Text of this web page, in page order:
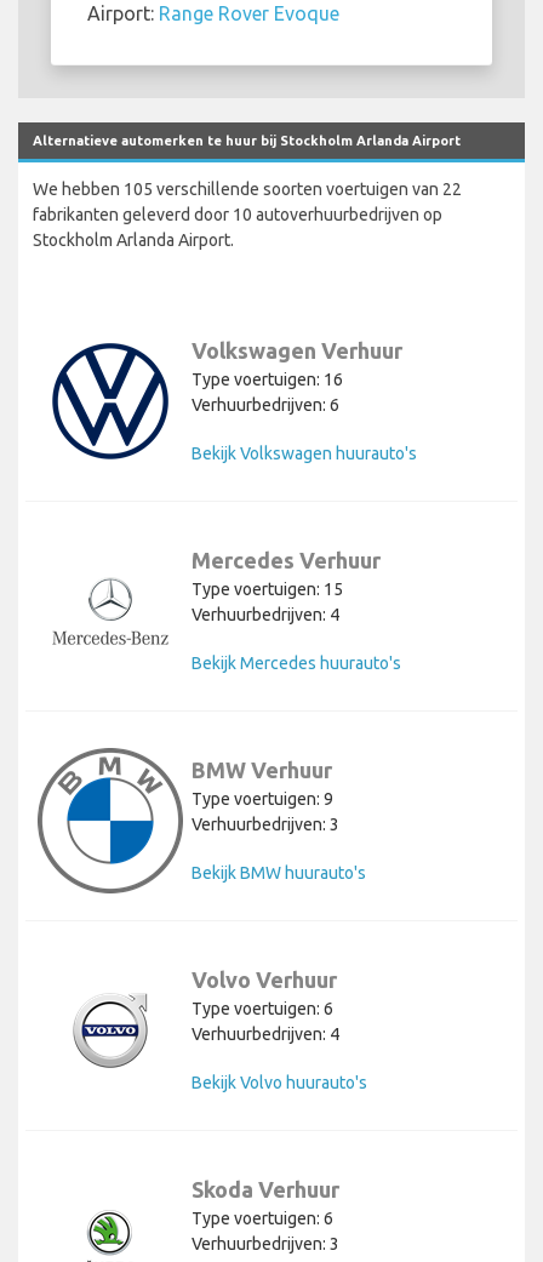
Airport: Range Rover Evoque
Alternatieve automerken te huur bij Stockholm Arlanda Airport
We hebben 105 verschillende soorten voertuigen van 22
fabrikanten geleverd door 10 autoverhuurbedrijven op
Stockholm Arlanda Airport.
Volkswagen Verhuur
Type voertuigen: 16
Verhuurbedrijven: 6
Bekijk Volkswagen huurauto's
Mercedes Verhuur
Type voertuigen: 15
Verhuurbedrijven: 4
Bekijk Mercedes huurauto's
BMW Verhuur
Type voertuigen: 9
Verhuurbedrijven: 3
Bekijk BMW huurauto's
Volvo Verhuur
Type voertuigen: 6
Verhuurbedrijven: 4
Bekijk Volvo huurauto's
Skoda Verhuur
Type voertuigen: 6
Verhuurbedrijven: 3